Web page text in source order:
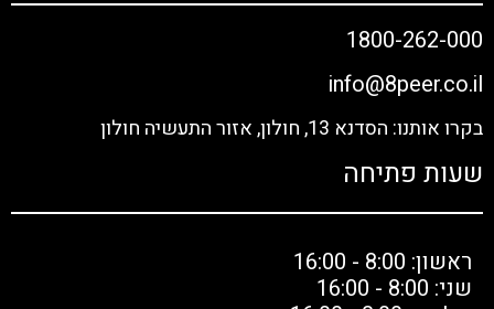
1800-262-000
info@8peer.co.il
בקרו אותנו: הסדנא 13, חולון, אזור התעשיה חולון
שעות פתיחה
ראשון: 8:00 - 16:00
שני: 8:00 - 16:00